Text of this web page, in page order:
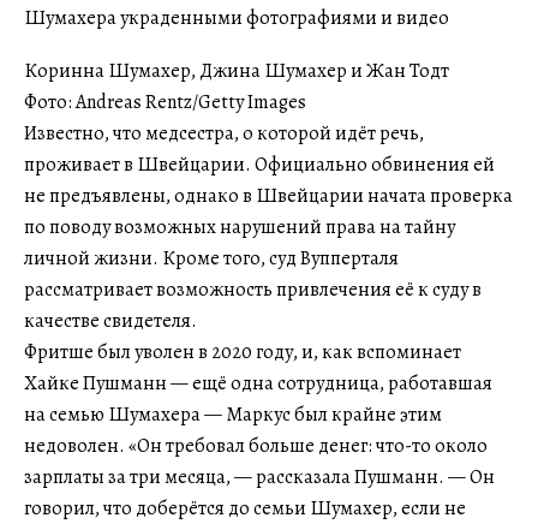
Коринна Шумахер, Джина Шумахер и Жан Тодт
Фото: Andreas Rentz/Getty Images
Известно, что медсестра, о которой идёт речь,
проживает в Швейцарии. Официально обвинения ей
не предъявлены, однако в Швейцарии начата проверка
по поводу возможных нарушений права на тайну
личной жизни. Кроме того, суд Вупперталя
рассматривает возможность привлечения её к суду в
качестве свидетеля.
Фритше был уволен в 2020 году, и, как вспоминает
Хайке Пушманн — ещё одна сотрудница, работавшая
на семью Шумахера — Маркус был крайне этим
недоволен. «Он требовал больше денег: что-то около
зарплаты за три месяца, — рассказала Пушманн. — Он
говорил, что доберётся до семьи Шумахер, если не